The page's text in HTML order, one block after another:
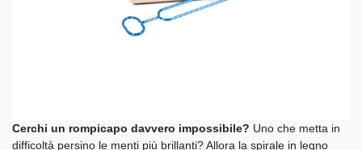
Cerchi un rompicapo davvero impossibile? Uno che metta in
difficoltà persino le menti più brillanti? Allora la spirale in legno